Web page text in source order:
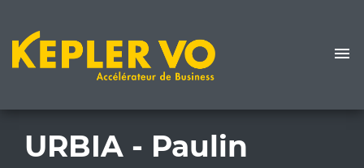
URBIA - Paulin